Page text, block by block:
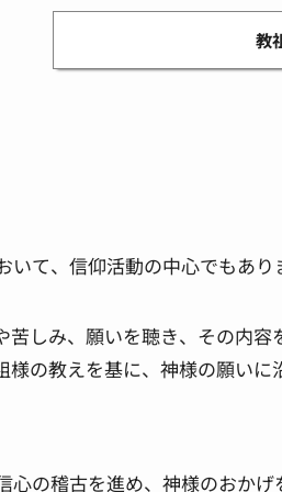
教
いて、信仰活動の中心でもあり
しみ、願いを聴き、その内容
の教えを基に、神様の願い
心の稽古を進め、神様のおかげ